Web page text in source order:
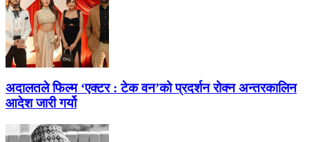
अदालतले फिल्म ‘एक्टर : टेक वन’को प्रदर्शन रोक्न अन्तरकालिन
आदेश जारी गर्यो